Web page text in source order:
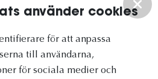
använder cookies
för att anpassa
till användarna,
för sociala medier och